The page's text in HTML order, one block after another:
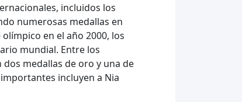
incluidos los
numerosas medallas en
en el año 2000, los
mundial. Entre los
medallas de oro y una de
incluyen a Nia